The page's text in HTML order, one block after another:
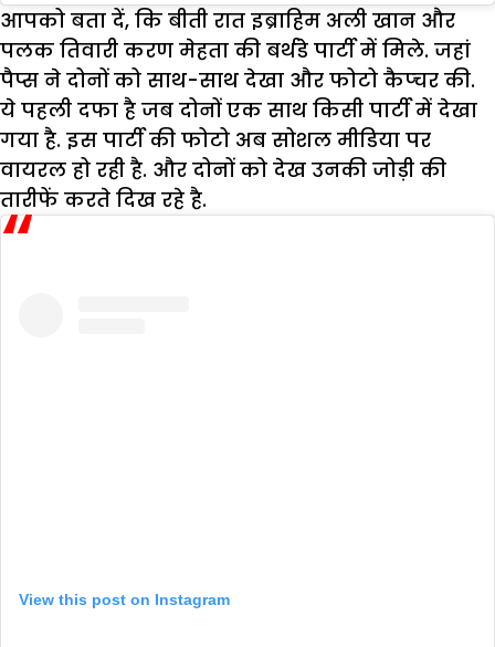
आपको बता दें, कि बीती रात इब्राहिम अली खान और
पलक तिवारी करण मेहता की बर्थडे पार्टी में मिले. जहां
पैप्स ने दोनों को साथ-साथ देखा और फोटो कैप्चर की.
ये पहली दफा है जब दोनों एक साथ किसी पार्टी में देखा
गया है. इस पार्टी की फोटो अब सोशल मीडिया पर
वायरल हो रही है. और दोनों को देख उनकी जोड़ी की
तारीफें करते दिख रहे है.
View this post on Instagram